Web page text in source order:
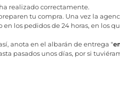
realizado correctamente.
tu compra. Una vez la
los pedidos de 24 horas, en los
anota en el albarán de entrega "
pasados unos días, por si